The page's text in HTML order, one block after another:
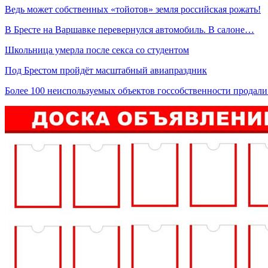
Ведь может собственных «тойотов» земля российская рожать!
В Бресте на Варшавке перевернулся автомобиль. В салоне…
Школьница умерла после секса со студентом
Под Брестом пройдёт масштабный авиапраздник
Более 100 неиспользуемых объектов госсобственности